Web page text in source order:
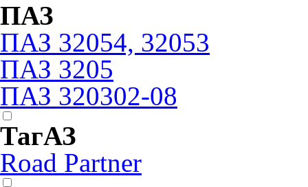
ПАЗ
ПАЗ 32054, 32053
ПАЗ 3205
ПАЗ 320302-08
ТагАЗ
Road Partner